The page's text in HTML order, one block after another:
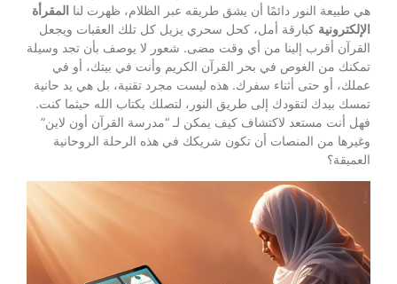
هي طبيعة النور دائمًا أن يشق طريقه عبر الظلام، ظهرت لنا المقرأة
الإلكترونية كبارقة أمل، كحل سحري يزيل كل تلك العقبات ويجعل
القرآن أقرب إلينا من أي وقت مضى. شعور لا يوصف بأن تجد وسيلة
تمكنك من الغوص في بحر القرآن الكريم وأنت في بيتك، أو في
عملك، أو حتى أثناء سفرك. هذه ليست مجرد تقنية، بل هي يد حانية
تمسك بيدك لتقودك إلى طريق النور، لتصلك بكتاب الله حيثما كنت.
فهل أنت مستعد لاكتشاف كيف يمكن لـ “مدرسة القرآن أون لاين”
وغيرها من المنصات أن تكون شريكك في هذه الرحلة الروحانية
العميقة؟